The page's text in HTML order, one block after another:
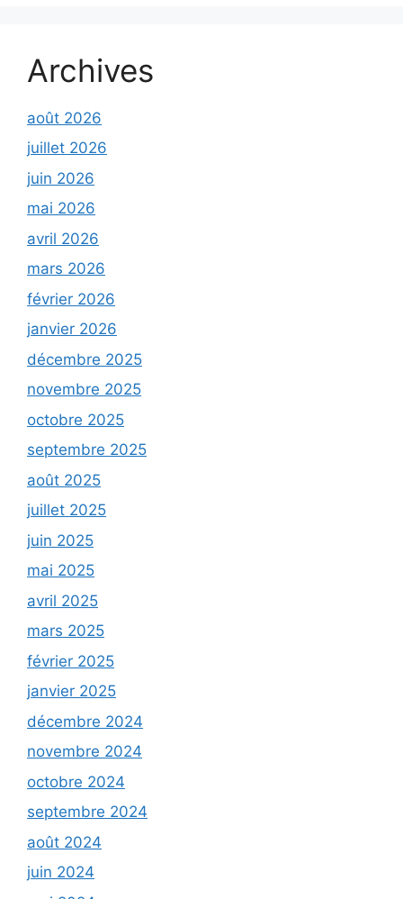
Archives
août 2026
juillet 2026
juin 2026
mai 2026
avril 2026
mars 2026
février 2026
janvier 2026
décembre 2025
novembre 2025
octobre 2025
septembre 2025
août 2025
juillet 2025
juin 2025
mai 2025
avril 2025
mars 2025
février 2025
janvier 2025
décembre 2024
novembre 2024
octobre 2024
septembre 2024
août 2024
juin 2024